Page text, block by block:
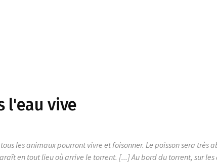
l'eau vive
les animaux pourront vivre et foisonner. Le poisson sera très
en tout lieu où arrive le torrent. [...] Au bord du torrent, sur les